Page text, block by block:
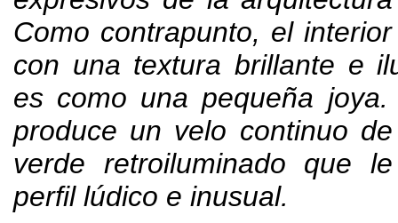
Como contrapunto, el
con una textura brillante e
es como una pequeña joya
produce un velo continuo
verde retroiluminado que
perfil lúdico e inusual.